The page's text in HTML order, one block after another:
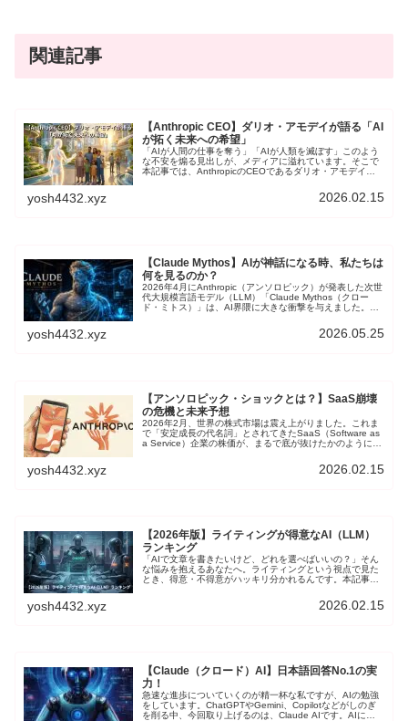
関連記事
【Anthropic CEO】ダリオ・アモデイが語る「AI
が拓く未来への希望」
「AIが人間の仕事を奪う」「AIが人類を滅ぼす」このよう
な不安を煽る見出しが、メディアに溢れています。そこで
本記事では、AnthropicのCEOであるダリオ・アモデイが
人も、希望を見い出したい人も、ぜひ読んでほしい。未来
yosh4432.xyz 2026.02.15
【Claude Mythos】AIが神話になる時、私たちは
何を見るのか？
2026年4月にAnthropic（アンソロピック）が発表した次世
代大規模言語モデル（LLM）「Claude Mythos（クロー
ド・ミトス）」は、AI界隈に大きな衝撃を与えました。そ
性」と、AIの「内面」に関する倫理的な問いが隠されてい
ます。そこで本記事では、Claude Mythosについて、技術
yosh4432.xyz 2026.05.25
【アンソロピック・ショックとは？】SaaS崩壊
の危機と未来予想
2026年2月、世界の株式市場は震え上がりました。これま
で「安定成長の代名詞」とされてきたSaaS（Software as
a Service）企業の株価が、まるで底が抜けたかのように暴
（Anthropic Shock）」と呼ばれています。本記事では、
この衝撃的な出来事の全貌を解き明かし、恐怖の先にある
yosh4432.xyz 2026.02.15
【2026年版】ライティングが得意なAI（LLM）
ランキング
「AIで文章を書きたいけど、どれを選べばいいの？」そん
な悩みを抱えるあなたへ。ライティングという視点で見た
とき、得意・不得意がハッキリ分かれるんです。本記事で
ングに特化したAIランキングをお届けします。
yosh4432.xyz 2026.02.15
【Claude（クロード）AI】日本語回答No.1の実
力！
急速な進歩についていくのが精一杯な私ですが、AIの勉強
をしています。ChatGPTやGemini、Copilotなどがしのぎ
を削る中、今回取り上げるのは、Claude AIです。AIにあ